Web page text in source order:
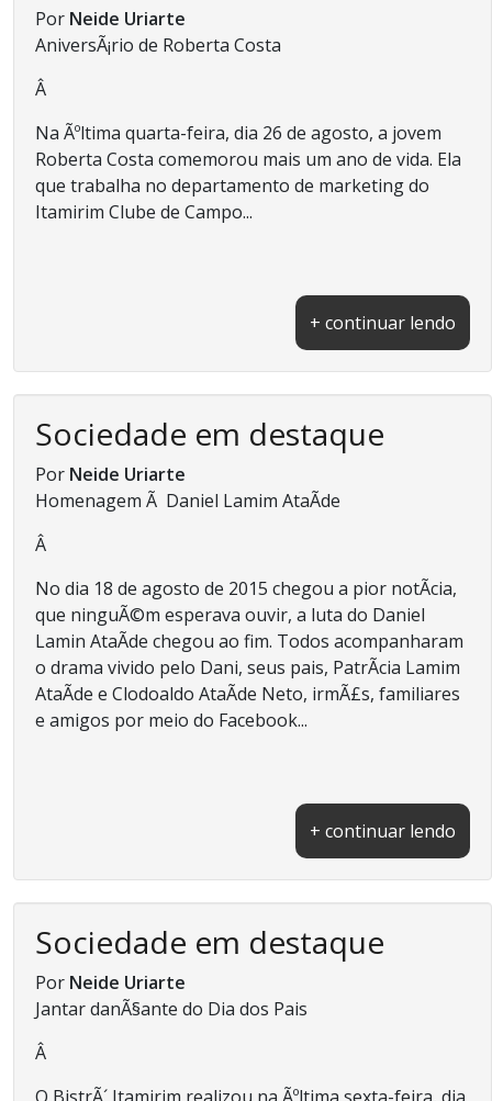
Por Neide Uriarte
AniversÃ¡rio de Roberta Costa
Â
Na Ãºltima quarta-feira, dia 26 de agosto, a jovem
Roberta Costa comemorou mais um ano de vida. Ela
que trabalha no departamento de marketing do
Itamirim Clube de Campo...
+ continuar lendo
Sociedade em destaque
Por Neide Uriarte
Homenagem Ã Daniel Lamim AtaÃ­de
Â
No dia 18 de agosto de 2015 chegou a pior notÃ­cia,
que ninguÃ©m esperava ouvir, a luta do Daniel
Lamin AtaÃ­de chegou ao fim. Todos acompanharam
o drama vivido pelo Dani, seus pais, PatrÃ­cia Lamim
AtaÃ­de e Clodoaldo AtaÃ­de Neto, irmÃ£s, familiares
e amigos por meio do Facebook...
+ continuar lendo
Sociedade em destaque
Por Neide Uriarte
Jantar danÃ§ante do Dia dos Pais
Â